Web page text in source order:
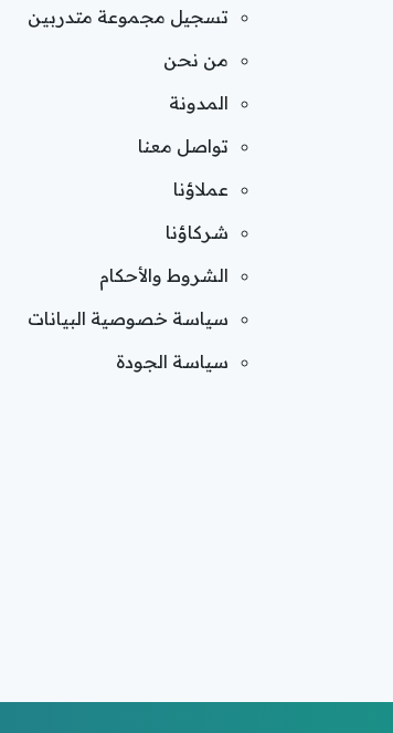
تسجيل مجموعة متدربين
من نحن
المدونة
تواصل معنا
عملاؤنا
شركاؤنا
الشروط والأحكام
سياسة خصوصية البيانات
سياسة الجودة